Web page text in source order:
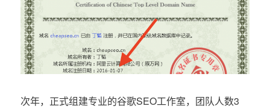
次年，正式组建专业的谷歌SEO工作室，团队人数3